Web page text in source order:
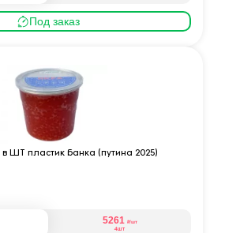
Под заказ
ШТ пластик банка (путина 2025)
5261 ₽/шт
4шт